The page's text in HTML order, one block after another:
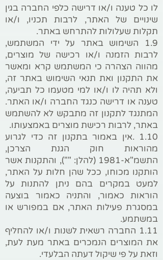
לו כל טענה ו/או דרישה כלפי החברה בגין
שינויים של האתר, לרבות תכניו, ו/או
תקלות שעלולות להתרחש באתר.
1.9 השימוש באתר על ידי המשתמש,
לרבות הזמנה ו/או רכישה של מוצרים,
מהווה הצהרה כי המשתמש קרא ומאשר
את התקנון ואת תנאי השימוש באתר זה,
ולא תהיה לו ו/או למי מטעמו כל תביעה,
טענה או דרישה כנגד החברה ו/או האתר.
המתנגד לתקנון זה מתבקש לא להשתמש
באתר, לרבות רכישת מוצרים באמצעותו.
1.10 .אין באמור בתקנון זה כדי לגרוע
מהוראות חוק הגנת הצרכן,
התשמ"א-1981 (להלן: ""), והתקנות אשר
הותקנו מכוחו, ככל שהן חלות על האתר,
למעט במקרים בהם ניתן להתנות על
הוראות כאמור, והתניה כאמור בוצעה
במסגרת פעילות האתר, אם במפורש או
במשתמע.
1.11 החברה רשאית לשנות ו/או להחליף
את המוצרים הנמכרים באתר מעת לעת,
וזאת על פי שיקול דעתה הבלעדי.